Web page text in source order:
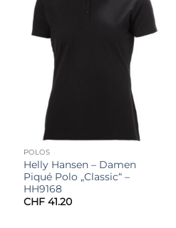
POLOS
Helly Hansen – Damen
Piqué Polo „Classic“ –
HH9168
CHF41.20